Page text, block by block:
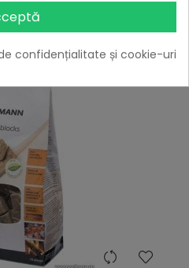
în Coș
confidențialitate și cookie-uri